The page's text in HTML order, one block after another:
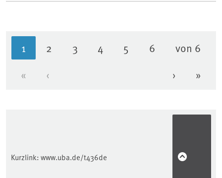
Erste Seite
« Vorherige Seite
‹
Aktuelle Seite
1 Seite
2 Seite
3 Seite
4 Seite
5 Seite
6 von 6
Nächste
› »
Kurzlink: www.uba.de/t436de